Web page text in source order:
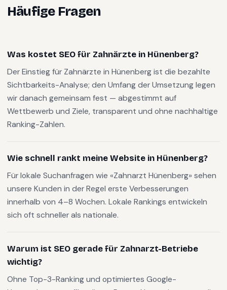
Häufige Fragen
Was kostet SEO für Zahnärzte in Hünenberg?
Der Einstieg für Zahnärzte in Hünenberg ist die bezahlte
Sichtbarkeits-Analyse; den Umfang der Umsetzung legen
wir danach gemeinsam fest — abgestimmt auf
Wettbewerb und Ziele, transparent und ohne nachhaltige
Ranking-Zahlen.
Wie schnell rankt meine Website in Hünenberg?
Für lokale Suchanfragen wie «Zahnarzt Hünenberg» sehen
unsere Kunden in der Regel erste Verbesserungen
innerhalb von 4–8 Wochen. Lokale Rankings entwickeln
sich oft schneller als nationale.
Warum ist SEO gerade für Zahnarzt-Betriebe
wichtig?
Ohne Top-3-Ranking und optimiertes Google-